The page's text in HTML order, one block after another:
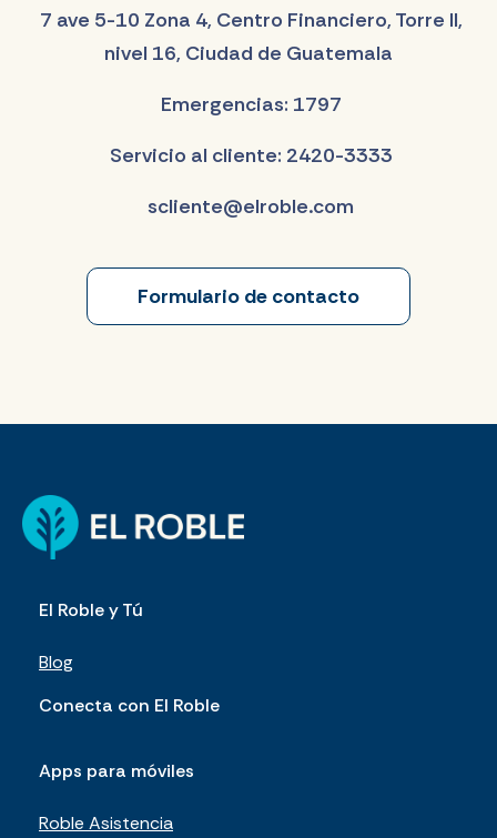
7 ave 5-10 Zona 4, Centro Financiero, Torre II,
nivel 16, Ciudad de Guatemala
Emergencias: 1797
Servicio al cliente: 2420-3333
scliente@elroble.com
Formulario de contacto
El Roble y Tú
Blog
Conecta con El Roble
Apps para móviles
Roble Asistencia